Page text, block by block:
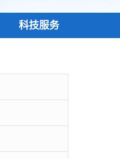
科技服务